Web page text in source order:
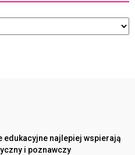
edukacyjne najlepiej wspierają
i poznawczy